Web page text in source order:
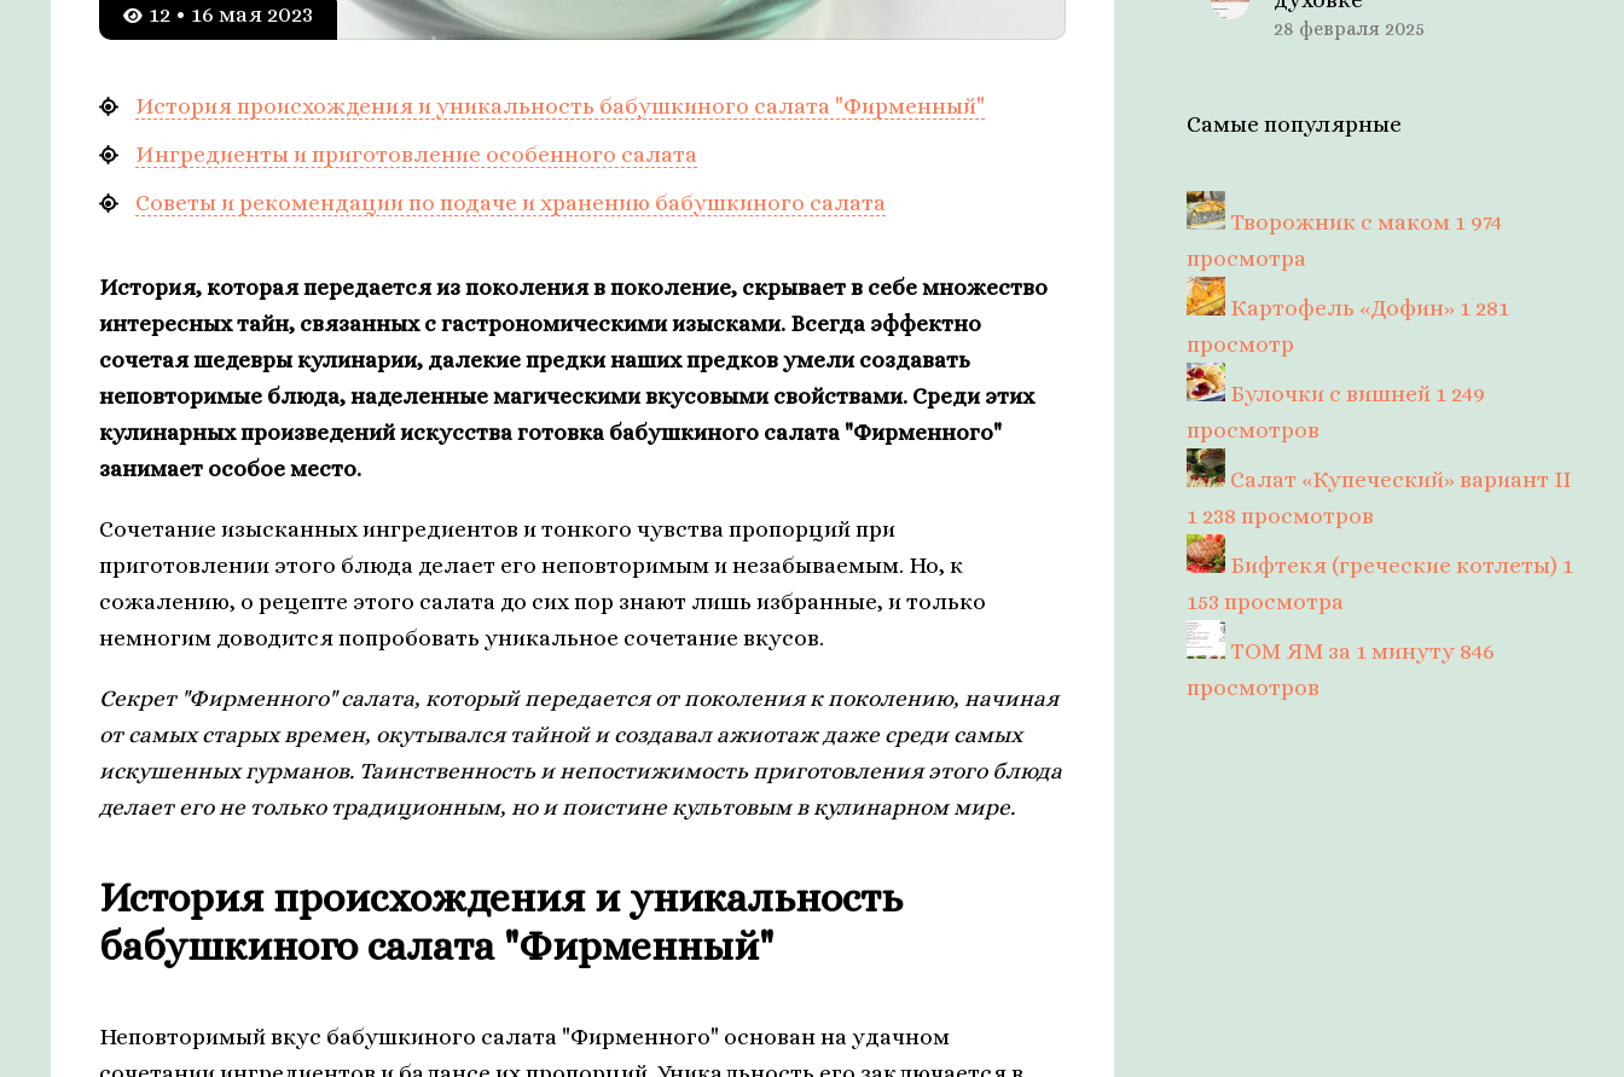
12 • 16 мая 2023
История происхождения и уникальность бабушкиного салата "Фирменный"
Ингредиенты и приготовление особенного салата
Советы и рекомендации по подаче и хранению бабушкиного салата
История, которая передается из поколения в поколение, скрывает в себе множество
интересных тайн, связанных с гастрономическими изысками. Всегда эффектно
сочетая шедевры кулинарии, далекие предки наших предков умели создавать
неповторимые блюда, наделенные магическими вкусовыми свойствами. Среди этих
кулинарных произведений искусства готовка бабушкиного салата "Фирменного"
занимает особое место.
Сочетание изысканных ингредиентов и тонкого чувства пропорций при
приготовлении этого блюда делает его неповторимым и незабываемым. Но, к
сожалению, о рецепте этого салата до сих пор знают лишь избранные, и только
немногим доводится попробовать уникальное сочетание вкусов.
Секрет "Фирменного" салата, который передается от поколения к поколению, начиная
от самых старых времен, окутывался тайной и создавал ажиотаж даже среди самых
искушенных гурманов. Таинственность и непостижимость приготовления этого блюда
делает его не только традиционным, но и поистине культовым в кулинарном мире.
История происхождения и уникальность
бабушкиного салата "Фирменный"
Неповторимый вкус бабушкиного салата "Фирменного" основан на удачном
28 февраля 2025
Самые популярные
Творожник с маком 1 974
просмотра
Картофель «Дофин» 1 281
просмотр
Булочки с вишней 1 249
просмотров
Салат «Купеческий» вариант II
1 238 просмотров
Бифтекя (греческие котлеты) 1
153 просмотра
ТОМ ЯМ за 1 минуту 846
просмотров